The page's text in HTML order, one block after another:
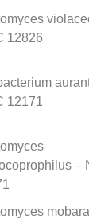
12826
12171
–